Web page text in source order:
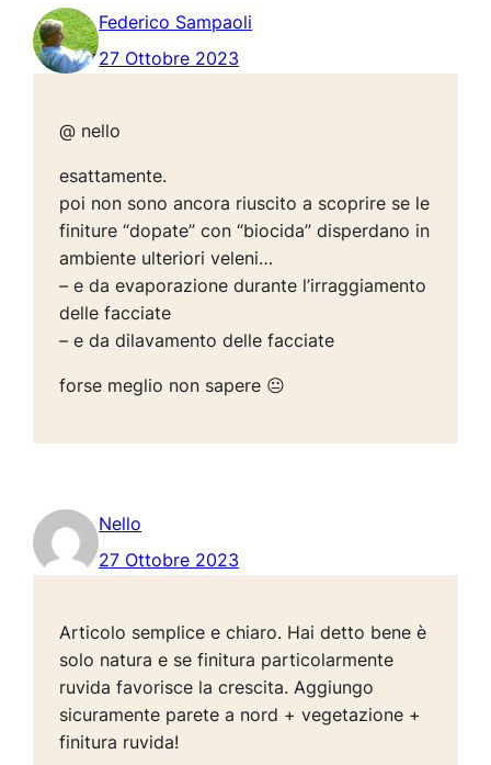
Federico Sampaoli
27 Ottobre 2023
@ nello
esattamente.
poi non sono ancora riuscito a scoprire se le
finiture “dopate” con “biocida” disperdano in
ambiente ulteriori veleni…
– e da evaporazione durante l’irraggiamento
delle facciate
– e da dilavamento delle facciate
forse meglio non sapere 😐
Nello
27 Ottobre 2023
Articolo semplice e chiaro. Hai detto bene è
solo natura e se finitura particolarmente
ruvida favorisce la crescita. Aggiungo
sicuramente parete a nord + vegetazione +
finitura ruvida!